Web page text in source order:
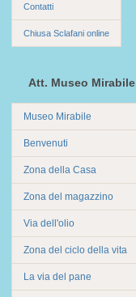
Contatti
Chiusa Sclafani online
Att. Museo Mirabile
Museo Mirabile
Benvenuti
Zona della Casa
Zona del magazzino
Via dell'olio
Zona del ciclo della vita
La via del pane